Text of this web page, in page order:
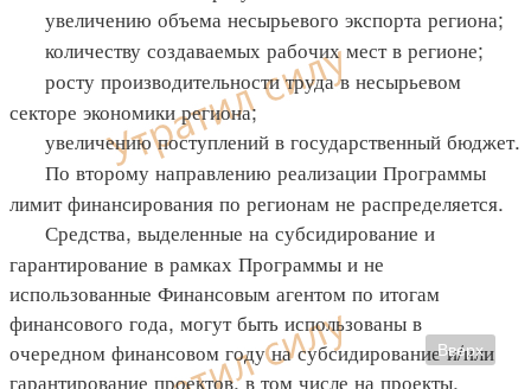
увеличению объема несырьевого экспорта региона;
количеству создаваемых рабочих мест в регионе;
росту производительности труда в несырьевом
секторе экономики региона;
увеличению поступлений в государственный бюджет.
По второму направлению реализации Программы
лимит финансирования по регионам не распределяется.
Средства, выделенные на субсидирование и
гарантирование в рамках Программы и не
использованные Финансовым агентом по итогам
финансового года, могут быть использованы в
очередном финансовом году на субсидирование и/или
гарантирование проектов, в том числе на проекты,
Вверх